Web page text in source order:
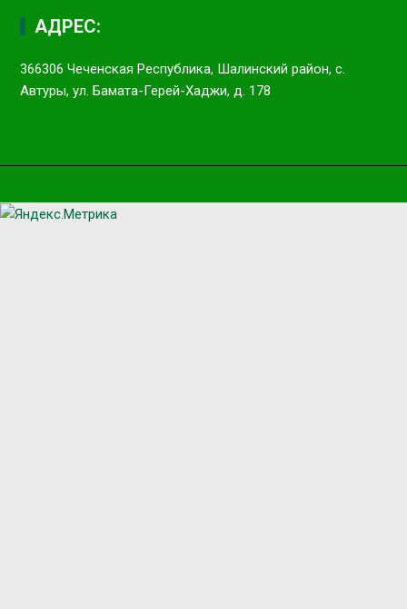
АДРЕС:
366306 Чеченская Республика, Шалинский район, с.
Автуры, ул. Бамата-Герей-Хаджи, д. 178